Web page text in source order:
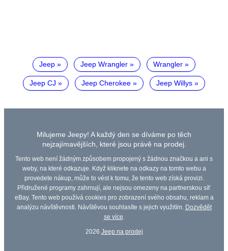
Jeep Jeep Wrangler Wrangler
Jeep CJ Jeep Cherokee Jeep Willys
Milujeme Jeepy! A každý den se díváme po těch
nejzajímavějších, které jsou právě na prodej.
Tento web není žádným způsobem propojený s žádnou značkou a ani s
weby, na které odkazuje. Když kliknete na odkazy na tomto webu a
provedete nákup, může to vést k tomu, že tento web získá provizi.
Přidružené programy zahrnují, ale nejsou omezeny na partnerskou síť
eBay. Tento web používá cookies pro zobrazení svého obsahu, reklam a
analýzu návštěvnosti. Návštěvou souhlasíte s jejich využitím.
Dozvědět
se více
2026 Jeep na prodej